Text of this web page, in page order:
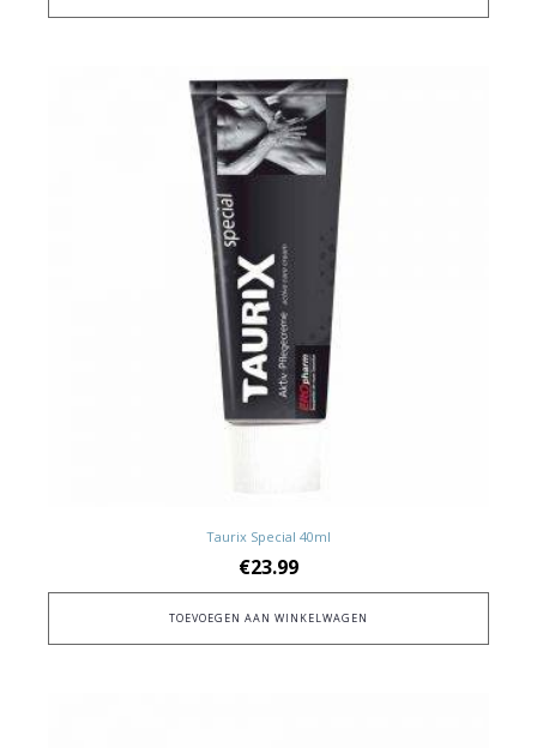
Taurix Special 40ml
€23.99
TOEVOEGEN AAN WINKELWAGEN